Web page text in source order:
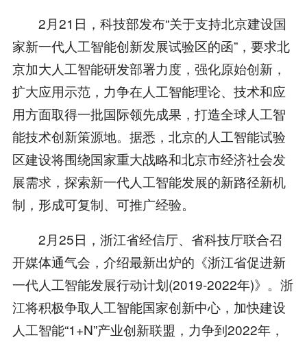
2月21日，科技部发布“关于支持北京建设国
家新一代人工智能创新发展试验区的函”，要求北
京加大人工智能研发部署力度，强化原始创新，
扩大应用示范，力争在人工智能理论、技术和应
用方面取得一批国际领先成果，打造全球人工智
能技术创新策源地。据悉，北京的人工智能试验
区建设将围绕国家重大战略和北京市经济社会发
展需求，探索新一代人工智能发展的新路径新机
制，形成可复制、可推广经验。
2月25日，浙江省经信厅、省科技厅联合召
开媒体通气会，介绍最新出炉的《浙江省促进新
一代人工智能发展行动计划(2019-2022年)》。浙
江将积极争取人工智能国家创新中心，加快建设
人工智能“1+N”产业创新联盟，力争到2022年，